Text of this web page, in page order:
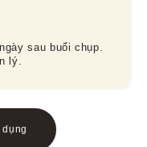
sau buổi chụp.
lý.